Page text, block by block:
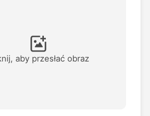
wszystkie szablony
aby przesłać obraz